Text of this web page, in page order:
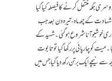
جگہ منتقل کرنے کا فیصلہ کیا گیا
شہادت کے چھ ماہ ،تیرہ دن بعد جب
خوشبو آنا شروع ہو گئی۔ شہید کے
کو چارپائی پر رکھا گیا تو تابوت
نیچے ایک برتن رکھ دیا گیا جس میں